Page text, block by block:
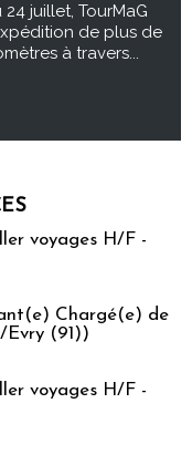
juillet, TourMaG
de plus de
à travers...
voyages H/F -
Chargé(e) de
Evry (91))
voyages H/F -